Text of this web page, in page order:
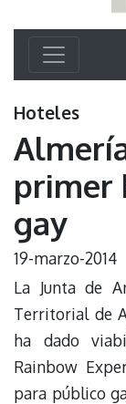
Hoteles
primer
gay
19-marzo-2014
La Junta de
Territorial de
ha dado
Rainbow
para público